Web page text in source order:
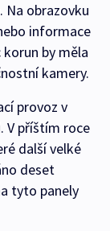
Na obrazovku
informace
by měla
kamery.
provoz v
V příštím roce
další velké
deset
tyto panely